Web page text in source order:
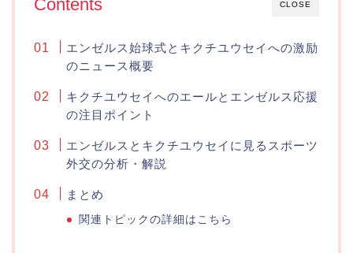
CLOSE
Contents
エンゼルス始球式とキクチユウセイへの激励
のニュース概要
キクチユウセイへのエールとエンゼルス応援
の注目ポイント
エンゼルスとキクチユウセイに見るスポーツ
外交の分析・解説
まとめ
関連トピックの詳細はこちら